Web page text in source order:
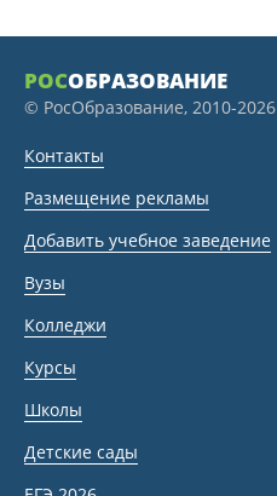
РОСОБРАЗОВАНИЕ
© РосОбразование, 2010-2026
Контакты
Размещение рекламы
Добавить учебное заведение
Вузы
Колледжи
Курсы
Школы
Детские сады